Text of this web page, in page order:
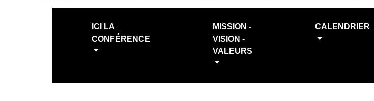
ICI LA
CONFÉRENCE
MISSION -
VISION -
VALEURS
CALENDRIER